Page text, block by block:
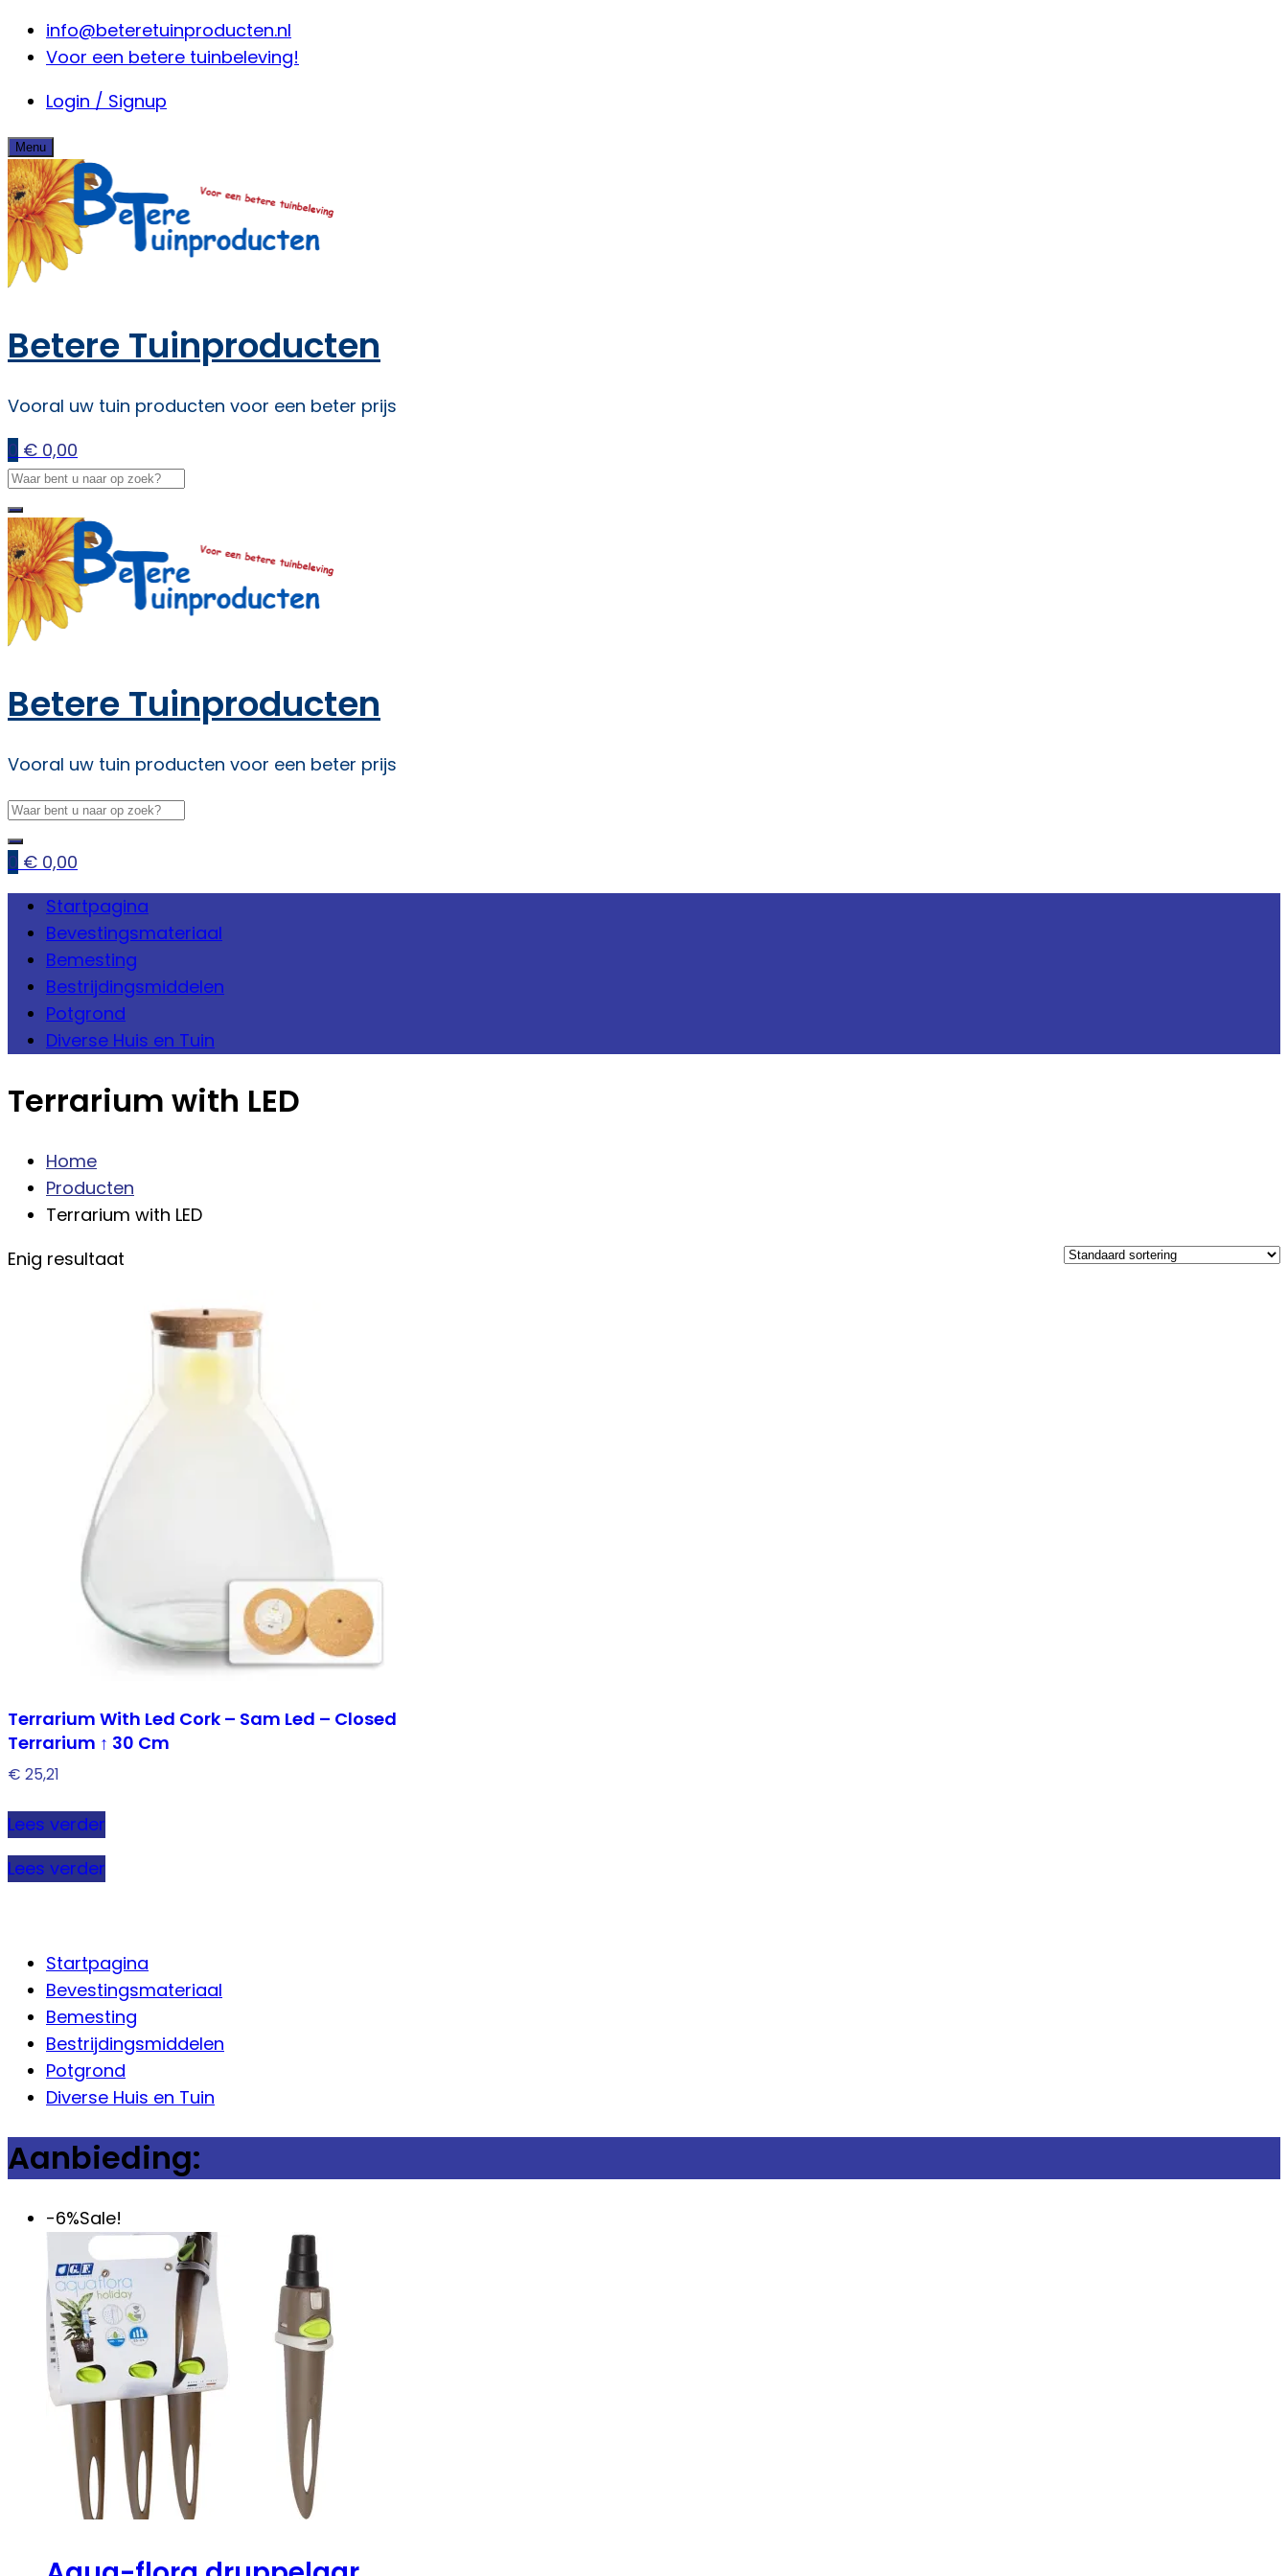
Skip info@beteretuinproducten.nl
Voor een betere tuinbeleving!
Login / Signup
Menu
Betere Tuinproducten
Vooral uw tuin producten voor een beter prijs
0 € 0,00
Betere Tuinproducten
Vooral uw tuin producten voor een beter prijs
0 € 0,00
Startpagina
Bevestingsmateriaal
Bemesting
Bestrijdingsmiddelen
Potgrond
Diverse Huis en Tuin
Terrarium with LED
Home
Producten
Terrarium with LED
Enig resultaat
Terrarium With Led Cork – Sam Led – Closed
Terrarium ↑ 30 Cm
€ 25,21
Lees verder
Lees verder
Startpagina
Bevestingsmateriaal
Bemesting
Bestrijdingsmiddelen
Potgrond
Diverse Huis en Tuin
Aanbieding:
-6%Sale!